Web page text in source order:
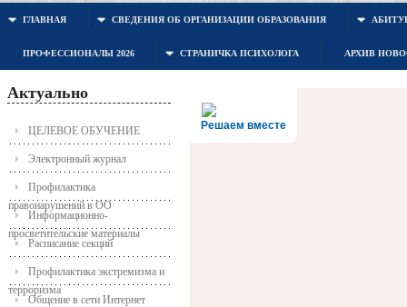
ГЛАВНАЯ СВЕДЕНИЯ ОБ ОРГАНИЗАЦИИ ОБРАЗОВАНИЯ
ПРОФЕССИОНАЛЫ 2026 СТРАНИЧКА ПСИХОЛОГА АРХИВ
Актуально
ЦЕЛЕВОЕ ОБУЧЕНИЕ
Электронный журнал
Профилактика
правонарушений в ОО
Информационно-
просветительские материалы
Расписание секций
Профилактика экстремизма и
терроризма
Общение в сети Интернет
Решаем вместе